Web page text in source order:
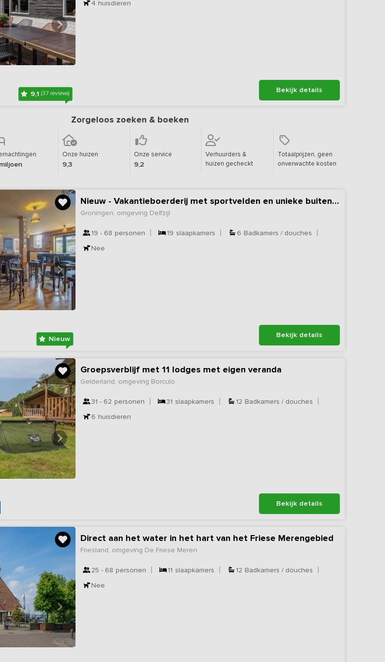
9,1(37 reviews)
4 huisdieren
Bekijk details
Zorgeloos zoeken & boeken
Onze huizen
9,3
Onze service
9,2
Verhuurders &
huizen gecheckt
Totaalprijzen, geen
onverwachte kosten
Nieuw
Nieuw - Vakantieboerderij met sportvelden en unieke buitenverblijven
Groningen, omgeving Delfzijl
19 - 68 personen 19 slaapkamers 6 Badkamers / douches
Nee
Bekijk details
Groepsverblijf met 11 lodges met eigen veranda
Gelderland, omgeving Borculo
31 - 62 personen 31 slaapkamers 12 Badkamers / douches
6 huisdieren
Bekijk details
Direct aan het water in het hart van het Friese Merengebied
Friesland, omgeving De Friese Meren
25 - 68 personen 11 slaapkamers 12 Badkamers / douches
Nee